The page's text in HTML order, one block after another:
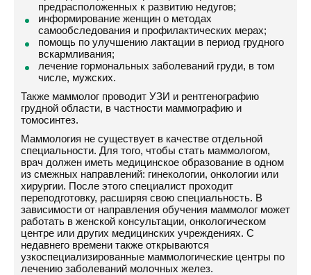
предрасположенных к развитию недугов;
информирование женщин о методах
самообследования и профилактических мерах;
помощь по улучшению лактации в период грудного
вскармливания;
лечение гормональных заболеваний груди, в том
числе, мужских.
Также маммолог проводит УЗИ и рентгенографию
грудной области, в частности маммографию и
томосинтез.
Маммология не существует в качестве отдельной
специальности. Для того, чтобы стать маммологом,
врач должен иметь медицинское образование в одном
из смежных направлений: гинекологии, онкологии или
хирургии. После этого специалист проходит
переподготовку, расширяя свою специальность. В
зависимости от направления обучения маммолог может
работать в женской консультации, онкологическом
центре или других медицинских учреждениях. С
недавнего времени также открываются
узкоспециализированные маммологические центры по
лечению заболеваний молочных желез.